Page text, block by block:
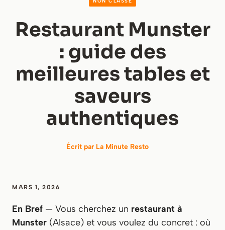
Restaurant Munster
: guide des
meilleures tables et
saveurs
authentiques
Écrit par La Minute Resto
MARS 1, 2026
En Bref — Vous cherchez un restaurant à
Munster (Alsace) et vous voulez du concret : où